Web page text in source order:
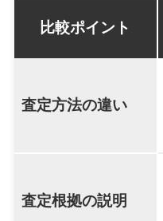
比較ポイント
査定方法の違い
査定根拠の説明